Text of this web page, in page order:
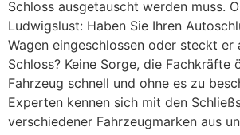
Schloss ausgetauscht werden muss.
Ludwigslust: Haben Sie Ihren
Wagen eingeschlossen oder steckt er
Schloss? Keine Sorge, die Fachkräfte
Fahrzeug schnell und ohne es zu
Experten kennen sich mit den
verschiedener Fahrzeugmarken aus